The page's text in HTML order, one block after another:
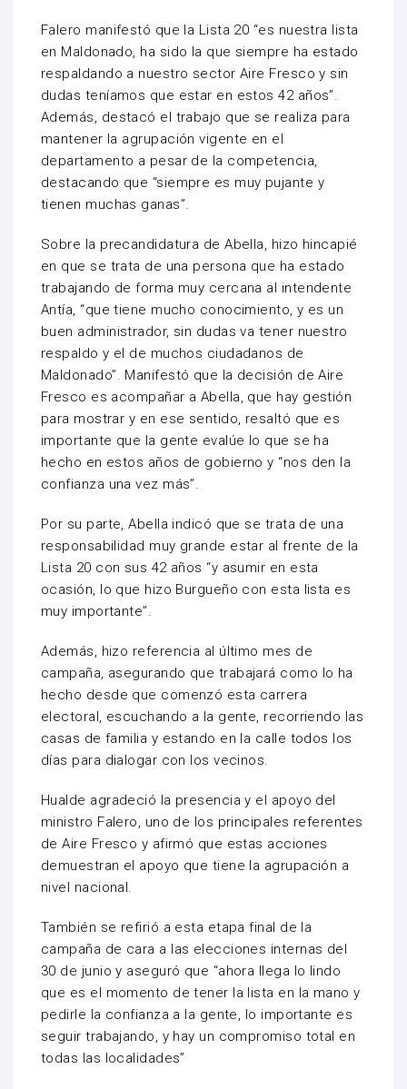
Falero manifestó que la Lista 20 “es nuestra lista
en Maldonado, ha sido la que siempre ha estado
respaldando a nuestro sector Aire Fresco y sin
dudas teníamos que estar en estos 42 años”.
Además, destacó el trabajo que se realiza para
mantener la agrupación vigente en el
departamento a pesar de la competencia,
destacando que “siempre es muy pujante y
tienen muchas ganas”.
Sobre la precandidatura de Abella, hizo hincapié
en que se trata de una persona que ha estado
trabajando de forma muy cercana al intendente
Antía, “que tiene mucho conocimiento, y es un
buen administrador, sin dudas va tener nuestro
respaldo y el de muchos ciudadanos de
Maldonado”. Manifestó que la decisión de Aire
Fresco es acompañar a Abella, que hay gestión
para mostrar y en ese sentido, resaltó que es
importante que la gente evalúe lo que se ha
hecho en estos años de gobierno y “nos den la
confianza una vez más”.
Por su parte, Abella indicó que se trata de una
responsabilidad muy grande estar al frente de la
Lista 20 con sus 42 años “y asumir en esta
ocasión, lo que hizo Burgueño con esta lista es
muy importante”.
Además, hizo referencia al último mes de
campaña, asegurando que trabajará como lo ha
hecho desde que comenzó esta carrera
electoral, escuchando a la gente, recorriendo las
casas de familia y estando en la calle todos los
días para dialogar con los vecinos.
Hualde agradeció la presencia y el apoyo del
ministro Falero, uno de los principales referentes
de Aire Fresco y afirmó que estas acciones
demuestran el apoyo que tiene la agrupación a
nivel nacional.
También se refirió a esta etapa final de la
campaña de cara a las elecciones internas del
30 de junio y aseguró que “ahora llega lo lindo
que es el momento de tener la lista en la mano y
pedirle la confianza a la gente, lo importante es
seguir trabajando, y hay un compromiso total en
todas las localidades”